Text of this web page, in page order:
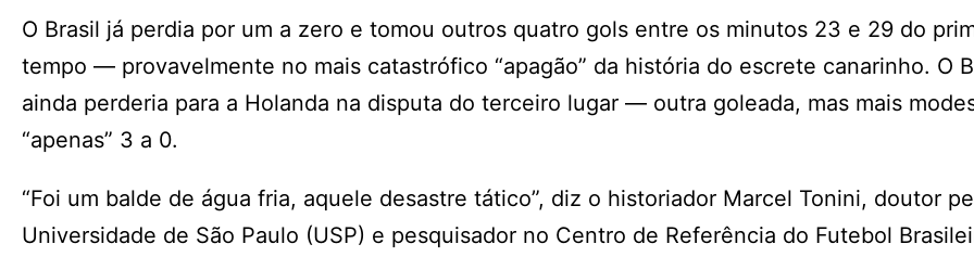
O Brasil já perdia por um a zero e tomou outros quatro gols entre os minutos 23 e 29 do
tempo — provavelmente no mais catastrófico “apagão” da história do escrete canarinho. O
ainda perderia para a Holanda na disputa do terceiro lugar — outra goleada, mas mais
“apenas” 3 a 0.
“Foi um balde de água fria, aquele desastre tático”, diz o historiador Marcel Tonini, doutor
Universidade de São Paulo (USP) e pesquisador no Centro de Referência do Futebol